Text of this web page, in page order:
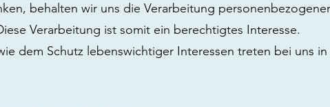
behalten wir uns die Verarbeitung
Verarbeitung ist somit ein berechtigtes Interesse.
dem Schutz lebenswichtiger Interessen treten bei uns